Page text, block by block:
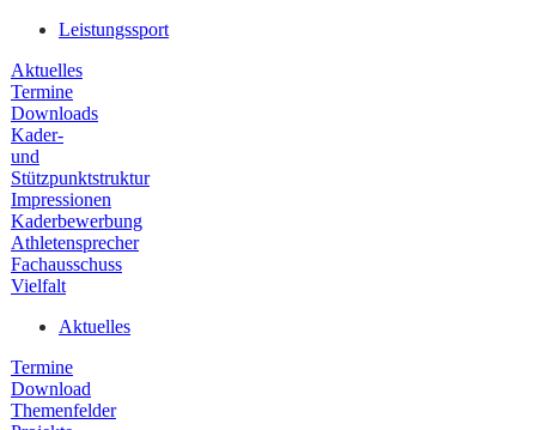
Leistungssport
Aktuelles
Termine
Downloads
Kader-
und
Stützpunktstruktur
Impressionen
Kaderbewerbung
Athletensprecher
Fachausschuss
Vielfalt
Aktuelles
Termine
Download
Themenfelder